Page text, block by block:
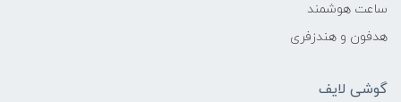
ساعت هوشمند
هدفون و هندزفری
گوشی لایف